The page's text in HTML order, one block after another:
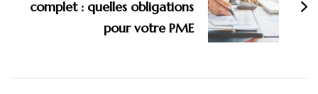
complet : quelles obligations
pour votre PME